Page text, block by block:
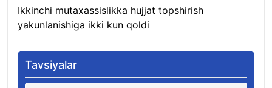
Ikkinchi mutaxassislikka hujjat topshirish
yakunlanishiga ikki kun qoldi
Tavsiyalar